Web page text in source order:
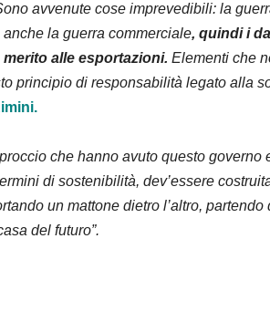
avvenute cose imprevedibili: la
la guerra commerciale, quindi i
alle esportazioni. Elementi che
principio di responsabilità legato alla
che hanno avuto questo
di sostenibilità, dev’essere
un mattone dietro l’altro,
del futuro”.